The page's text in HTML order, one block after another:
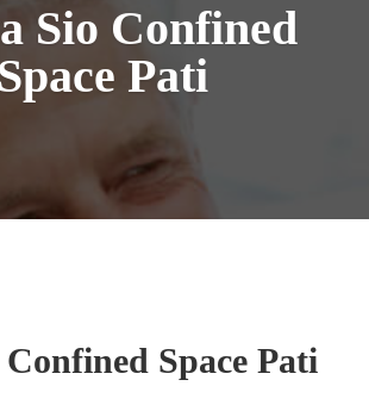
Sio Confined
Space Pati
Space Pati